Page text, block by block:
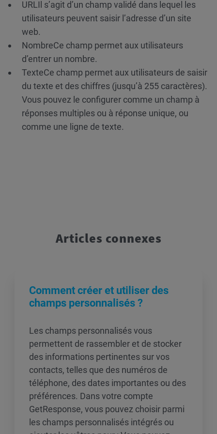
URLIl s’agit d’un champ validé dans lequel les
utilisateurs peuvent saisir l’adresse d’un site
web.
NombreCe champ permet aux utilisateurs
d’entrer un nombre.
TexteCe champ permet aux utilisateurs de saisir
du texte et des chiffres (jusqu’à 255 caractères).
Vous pouvez le configurer comme un champ à
réponses multiples ou à réponse unique, ou
comme une ligne de texte.
Articles connexes
Comment créer et utiliser des
champs personnalisés ?
Les champs personnalisés vous
permettent de rassembler et de stocker
des informations pertinentes sur vos
contacts, telles que des numéros de
téléphone, des dates importantes ou des
préférences. Dans votre compte
GetResponse, vous pouvez choisir parmi
les champs personnalisés intégrés ou